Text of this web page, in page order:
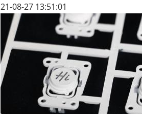
21-08-27 13:51:01